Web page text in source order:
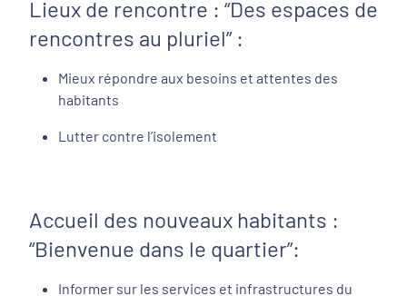
Lieux de rencontre : “Des espaces de
rencontres au pluriel” :
Mieux répondre aux besoins et attentes des
habitants
Lutter contre l’isolement
Accueil des nouveaux habitants :
“Bienvenue dans le quartier”:
Informer sur les services et infrastructures du